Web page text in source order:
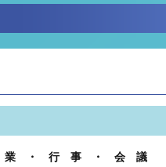
業 ・ 行 事 ・ 会 議